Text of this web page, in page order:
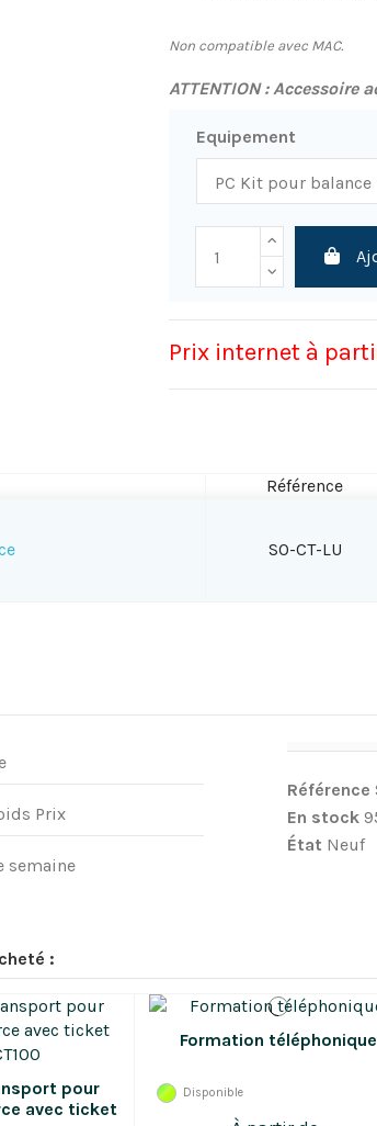
Non compatible avec MAC.
ATTENTION :
Equipement
Prix internet à
Référence
SO-CT-LU
Prix
semaine
Référence
En stock
État Neuf
:
pour
avec ticket
Formation téléphonique
Disponible